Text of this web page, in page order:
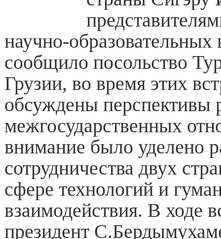
научно-образовательных
сообщило посольство
Грузии, во время этих
обсуждены перспективы
межгосударственных
внимание было уделено
сотрудничества двух
сфере технологий и
взаимодействия. В ходе
президент